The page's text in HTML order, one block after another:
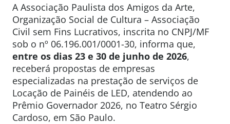
A Associação Paulista dos Amigos da Arte,
Organização Social de Cultura – Associação
Civil sem Fins Lucrativos, inscrita no CNPJ/MF
sob o nº 06.196.001/0001-30, informa que,
entre os dias 23 e 30 de junho de 2026,
receberá propostas de empresas
especializadas na prestação de serviços de
Locação de Painéis de LED, atendendo ao
Prêmio Governador 2026, no Teatro Sérgio
Cardoso, em São Paulo.